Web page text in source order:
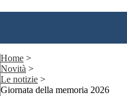
Home >
Novità >
Le notizie >
Giornata della memoria 2026